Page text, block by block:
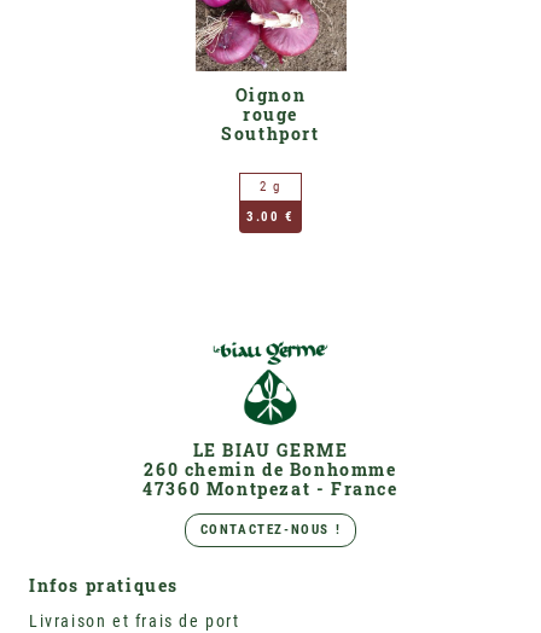
Oignon
rouge
Southport
2 g
3.00 €
LE BIAU GERME
260 chemin de Bonhomme
47360 Montpezat - France
CONTACTEZ-NOUS !
Infos pratiques
Livraison et frais de port